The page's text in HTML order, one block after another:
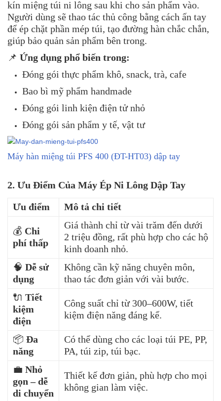
kín miệng túi ni lông sau khi cho sản phẩm vào.
Người dùng sẽ thao tác thủ công bằng cách ấn tay
để ép chặt phần mép túi, tạo đường hàn chắc chắn,
giúp bảo quản sản phẩm bên trong.
📌 Ứng dụng phổ biến trong:
Đóng gói thực phẩm khô, snack, trà, cafe
Bao bì mỹ phẩm handmade
Đóng gói linh kiện điện tử nhỏ
Đóng gói sản phẩm y tế, vật tư
Máy hàn miệng túi PFS 400 (ĐT-HT03) dập tay
2. Ưu Điểm Của Máy Ép Ni Lông Dập Tay
Ưu điểm
Mô tả chi tiết
💰 Chi
phí thấp
Giá thành chỉ từ vài trăm đến dưới
2 triệu đồng, rất phù hợp cho các hộ
kinh doanh nhỏ.
🧠 Dễ sử
dụng
Không cần kỹ năng chuyên môn,
thao tác đơn giản với vài bước.
🔌 Tiết
kiệm
điện
Công suất chỉ từ 300–600W, tiết
kiệm điện năng đáng kể.
📦 Đa
năng
Có thể dùng cho các loại túi PE, PP,
PA, túi zip, túi bạc.
💼 Nhỏ
gọn – dễ
di chuyển
Thiết kế đơn giản, phù hợp cho mọi
không gian làm việc.